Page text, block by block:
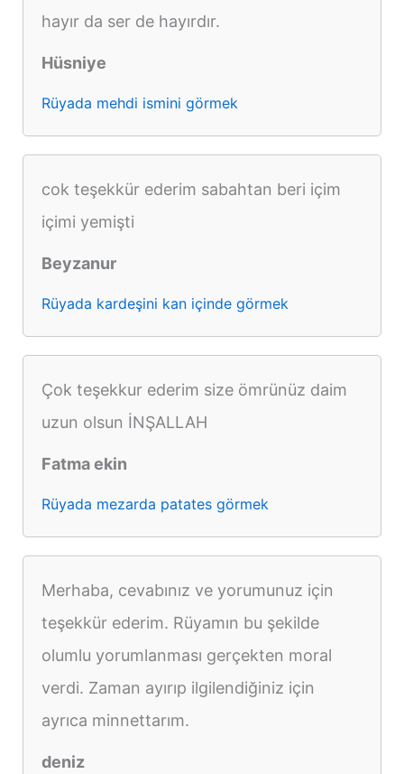
hayır da ser de hayırdır.
Hüsniye
Rüyada mehdi ismini görmek
cok teşekkür ederim sabahtan beri içim
içimi yemişti
Beyzanur
Rüyada kardeşini kan içinde görmek
Çok teşekkur ederim size ömrünüz daim
uzun olsun İNŞALLAH
Fatma ekin
Rüyada mezarda patates görmek
Merhaba, cevabınız ve yorumunuz için
teşekkür ederim. Rüyamın bu şekilde
olumlu yorumlanması gerçekten moral
verdi. Zaman ayırıp ilgilendiğiniz için
ayrıca minnettarım.
deniz